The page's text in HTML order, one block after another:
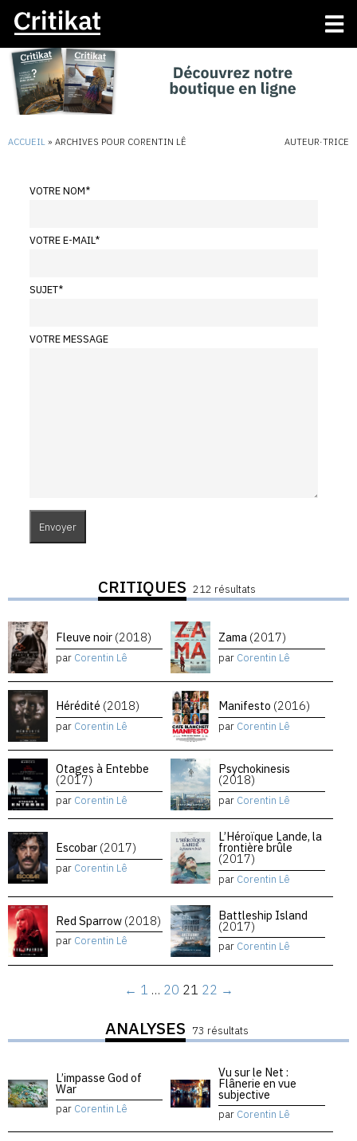
ACCUEIL » ARCHIVES POUR CORENTIN LÊ AUTEUR·TRICE
VOTRE NOM*
VOTRE E-MAIL*
SUJET*
VOTRE MESSAGE
CRITIQUES 212 résultats
Fleuve noir (2018)
par Corentin Lê
Zama (2017)
par Corentin Lê
Hérédité (2018)
par Corentin Lê
Manifesto (2016)
par Corentin Lê
Otages à Entebbe
(2017)
par Corentin Lê
Psychokinesis
(2018)
par Corentin Lê
Escobar (2017)
par Corentin Lê
L’Héroïque Lande, la
frontière brûle
(2017)
par Corentin Lê
Red Sparrow (2018)
par Corentin Lê
Battleship Island
(2017)
par Corentin Lê
← 1 … 20 21 22 →
ANALYSES 73 résultats
L’impasse God of
War
par Corentin Lê
Vu sur le Net :
Flânerie en vue
subjective
par Corentin Lê